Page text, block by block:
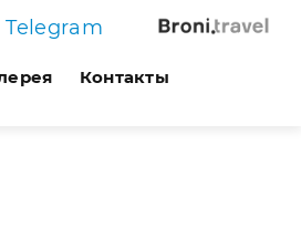
Telegram
Контакты